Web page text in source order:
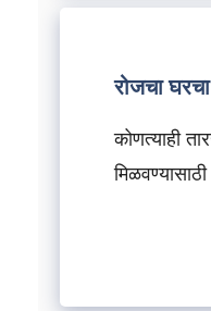
रोजचा
कोणत्याही
मिळवण्यासाठी